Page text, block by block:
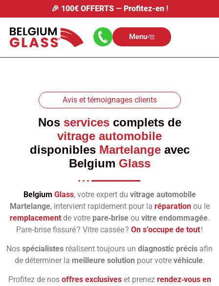
🎉 100€ OFFERTS— Profitez-en!
Menu
Avis et témoignages clients
Nos servicescomplets de
vitrage automobile
disponibles Martelangeavec
Belgium Glass
Belgium Glass, votre expert du vitrage automobile
Martelange, intervient rapidement pour la réparationou le
remplacementde votre pare‑briseou vitre endommagée.
Pare‑brise fissuré ? Vitre cassée ? On s’occupe de tout!
Nos spécialistes réalisent toujours un diagnostic précis afin
de déterminer la meilleure solution pour votre véhicule.
Profitez de nos offres exclusiveset prenez rendez‑vous en